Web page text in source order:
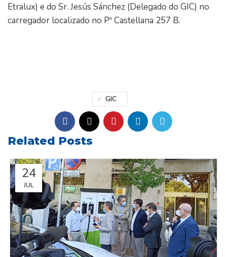
Etralux) e do Sr. Jesús Sánchez (Delegado do GIC) no
carregador localizado no Pº Castellana 257 B.
GIC
Related Posts
24
JUL